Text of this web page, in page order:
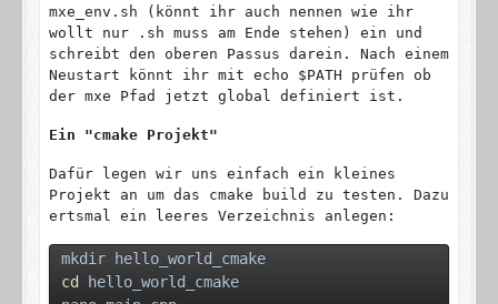
mxe_env.sh (könnt ihr auch nennen wie ihr
wollt nur .sh muss am Ende stehen) ein und
schreibt den oberen Passus darein. Nach einem
Neustart könnt ihr mit echo $PATH prüfen ob
der mxe Pfad jetzt global definiert ist.
Ein "cmake Projekt"
Dafür legen wir uns einfach ein kleines
Projekt an um das cmake build zu testen. Dazu
ertsmal ein leeres Verzeichnis anlegen:
mkdir hello_world_cmake
cd
hello_world_cmake